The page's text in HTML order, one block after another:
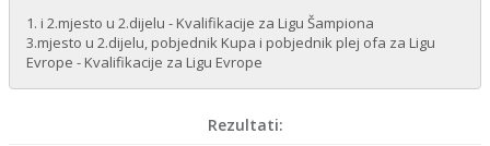
1. i 2.mjesto u 2.dijelu - Kvalifikacije za Ligu Šampiona
3.mjesto u 2.dijelu, pobjednik Kupa i pobjednik plej ofa za Ligu
Evrope - Kvalifikacije za Ligu Evrope
Rezultati: